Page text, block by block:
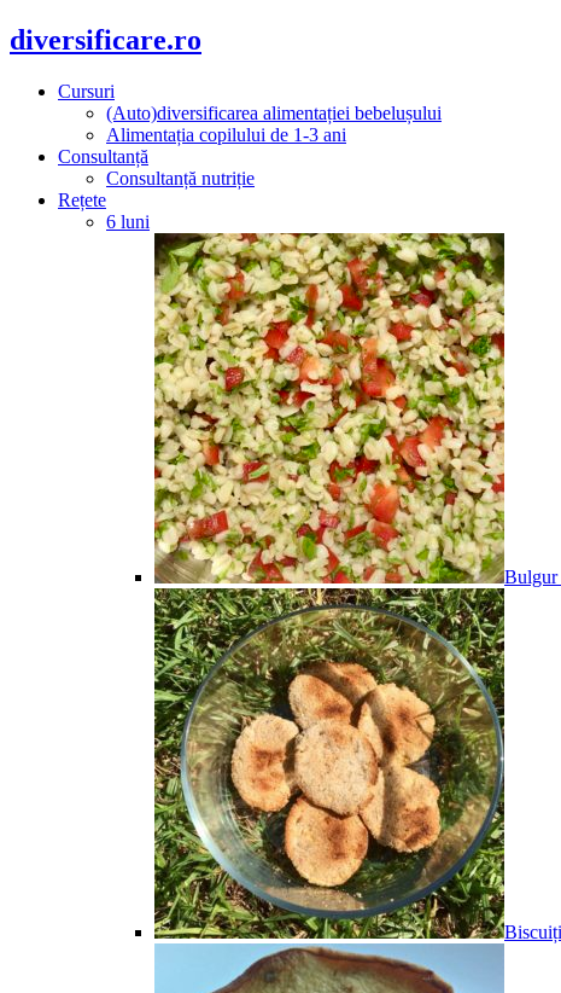
diversificare.ro
Cursuri
(Auto)diversificarea alimentației bebelușului
Alimentația copilului de 1-3 ani
Consultanță
Consultanță nutriție
Rețete
6 luni
Bulgur